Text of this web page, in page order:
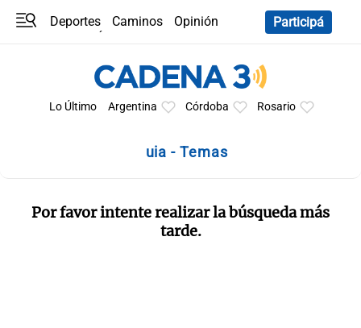
Deportes Caminos
Opinión
Participá
Lo Último Argentina Córdoba Rosario
uia - Temas
Por favor intente realizar la búsqueda más
tarde.